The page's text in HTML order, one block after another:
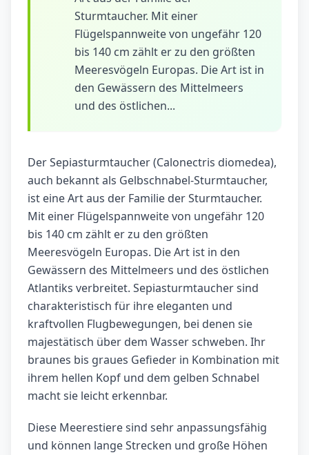
Sturmtaucher. Mit einer
Flügelspannweite von ungefähr 120
bis 140 cm zählt er zu den größten
Meeresvögeln Europas. Die Art ist in
den Gewässern des Mittelmeers
und des östlichen...
Der Sepiasturmtaucher (Calonectris diomedea),
auch bekannt als Gelbschnabel-Sturmtaucher,
ist eine Art aus der Familie der Sturmtaucher.
Mit einer Flügelspannweite von ungefähr 120
bis 140 cm zählt er zu den größten
Meeresvögeln Europas. Die Art ist in den
Gewässern des Mittelmeers und des östlichen
Atlantiks verbreitet. Sepiasturmtaucher sind
charakteristisch für ihre eleganten und
kraftvollen Flugbewegungen, bei denen sie
majestätisch über dem Wasser schweben. Ihr
braunes bis graues Gefieder in Kombination mit
ihrem hellen Kopf und dem gelben Schnabel
macht sie leicht erkennbar.
Diese Meerestiere sind sehr anpassungsfähig
und können lange Strecken und große Höhen